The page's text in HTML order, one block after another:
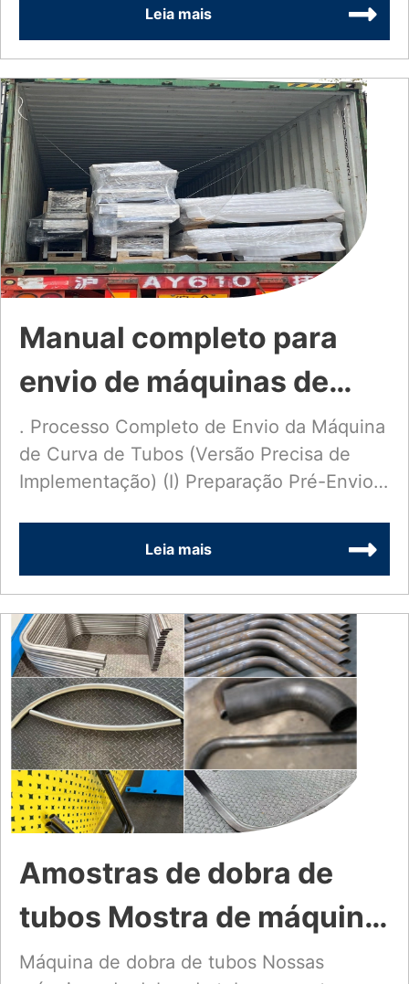
Leia mais
Manual completo para
envio de máquinas de
dobra de tubos e serviço
pós-venda no exterior
. Processo Completo de Envio da Máquina
de Curva de Tubos (Versão Precisa de
Implementação) (I) Preparação Pré-Envio
Leia mais
Amostras de dobra de
tubos Mostra de máquina
de dobra e máquina de
Máquina de dobra de tubos Nossas